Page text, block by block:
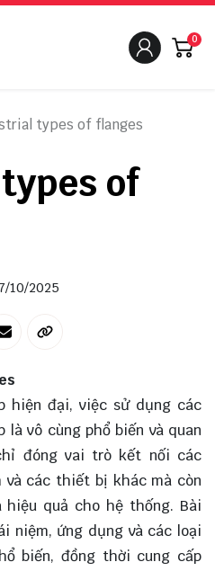
0
types of flanges
of
10/2025
hiện đại, việc sử dụng các
vô cùng phổ biến và quan
đóng vai trò kết nối các
và các thiết bị khác mà còn
hiệu quả cho hệ thống. Bài
niệm, ứng dụng và các loại
biến, đồng thời cung cấp